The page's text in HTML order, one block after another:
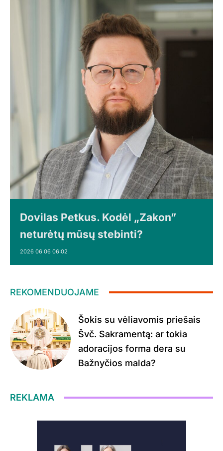
Dovilas Petkus. Kodėl „Zakon”
neturėtų mūsų stebinti?
2026 06 06 06:02
REKOMENDUOJAME
Šokis su vėliavomis priešais
Švč. Sakramentą: ar tokia
adoracijos forma dera su
Bažnyčios malda?
REKLAMA